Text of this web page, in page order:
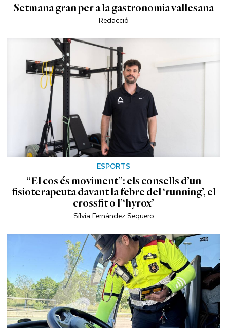
Setmana gran per a la gastronomia vallesana
Redacció
ESPORTS
“El cos és moviment”: els consells d’un
fisioterapeuta davant la febre del ‘running’, el
crossfit o l’‘hyrox’
Sílvia Fernández Sequero